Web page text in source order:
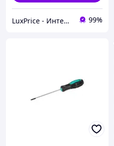
LuxPrice - Интернет магазин инструментов и автоаксессуаров 99%